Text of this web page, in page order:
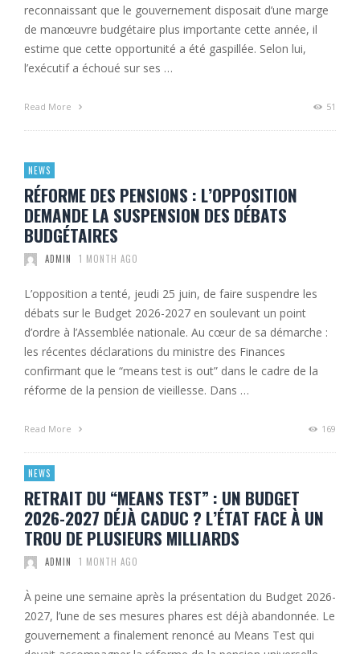
reconnaissant que le gouvernement disposait d’une marge
de manœuvre budgétaire plus importante cette année, il
estime que cette opportunité a été gaspillée. Selon lui,
l’exécutif a échoué sur ses …
Read More 51
NEWS
RÉFORME DES PENSIONS : L’OPPOSITION
DEMANDE LA SUSPENSION DES DÉBATS
BUDGÉTAIRES
ADMIN 1 MONTH AGO
L’opposition a tenté, jeudi 25 juin, de faire suspendre les
débats sur le Budget 2026-2027 en soulevant un point
d’ordre à l’Assemblée nationale. Au cœur de sa démarche :
les récentes déclarations du ministre des Finances
confirmant que le “means test is out” dans le cadre de la
réforme de la pension de vieillesse. Dans …
Read More 169
NEWS
RETRAIT DU “MEANS TEST” : UN BUDGET
2026-2027 DÉJÀ CADUC ? L’ÉTAT FACE À UN
TROU DE PLUSIEURS MILLIARDS
ADMIN 1 MONTH AGO
À peine une semaine après la présentation du Budget 2026-
2027, l’une de ses mesures phares est déjà abandonnée. Le
gouvernement a finalement renoncé au Means Test qui